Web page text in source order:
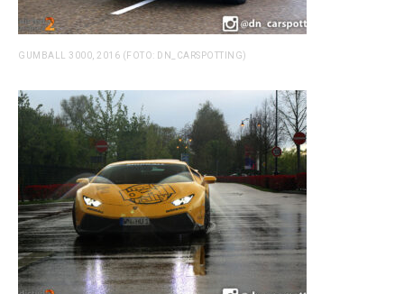
GUMBALL 3000, 2016 (FOTO: DN_CARSPOTTING)